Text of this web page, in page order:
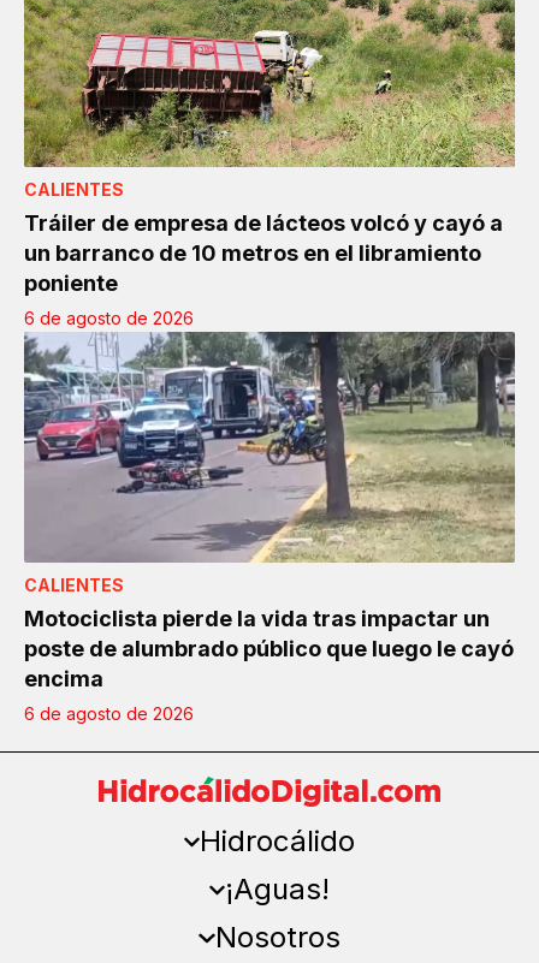
CALIENTES
Tráiler de empresa de lácteos volcó y cayó a
un barranco de 10 metros en el libramiento
poniente
6 de agosto de 2026
CALIENTES
Motociclista pierde la vida tras impactar un
poste de alumbrado público que luego le cayó
encima
6 de agosto de 2026
Hidrocálido
¡Aguas!
Nosotros